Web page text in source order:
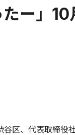
ー」
区、代表取締